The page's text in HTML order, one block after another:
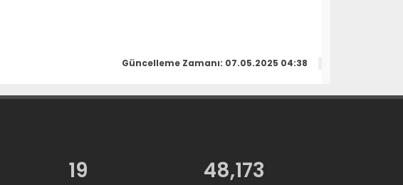
Güncelleme Zamanı: 07.05.2025 04:38
19 48,173